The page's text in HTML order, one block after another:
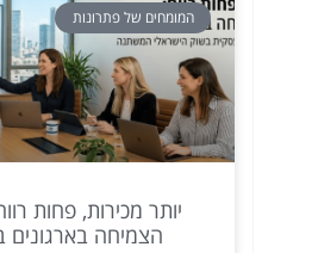
המומחים של פתרונות
יותר מכירות, פחות
הצמיחה בארגונים